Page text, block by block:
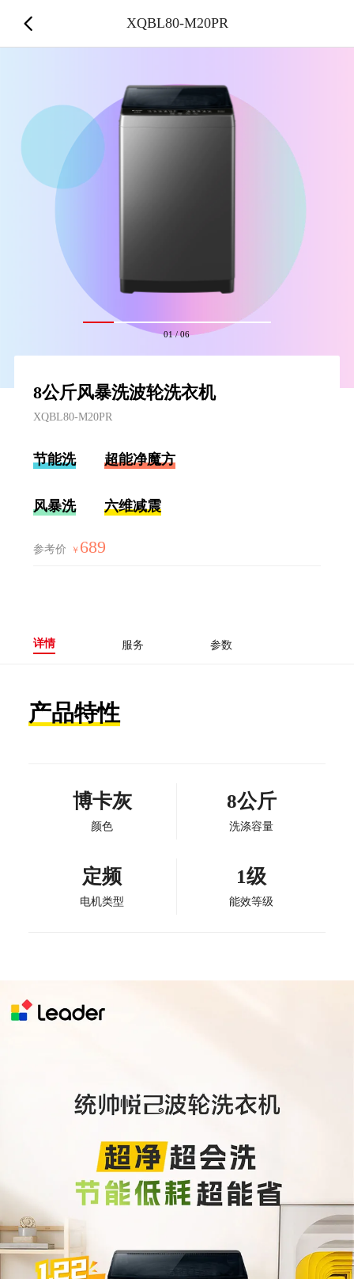
01/06
8公斤风暴洗波轮洗衣机
XQBL80-M20PR
节能洗 超能净魔方
风暴洗 六维减震
参考价 ￥ 689
详情 服务 参数
产品特性
博卡灰
颜色
8公斤
洗涤容量
定频
电机类型
1级
能效等级
XQBL80-M20PR